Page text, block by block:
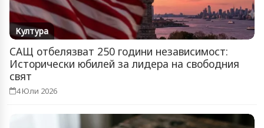
Култура
САЩ отбелязват 250 години независимост:
Исторически юбилей за лидера на свободния
свят
4 Юли 2026